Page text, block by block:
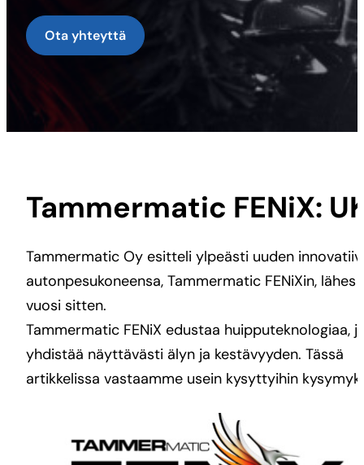
Ota yhteyttä
Tammermatic FENiX:
Tammermatic Oy esitteli ylpeästi uuden
autonpesukoneensa, Tammermatic FENiXin, lähes
vuosi sitten.
Tammermatic FENiX edustaa huipputeknologiaa,
yhdistää näyttävästi älyn ja kestävyyden. Tässä
artikkelissa vastaamme usein kysyttyihin